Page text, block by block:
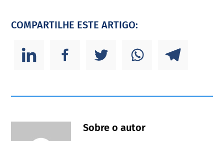
COMPARTILHE ESTE ARTIGO:
Sobre o autor